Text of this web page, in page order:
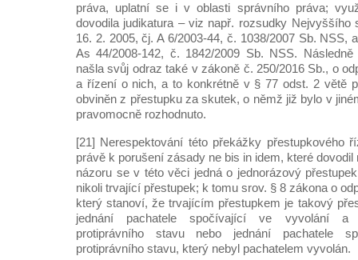
práva, uplatní se i v oblasti správního práva;
dovodila judikatura – viz např. rozsudky Nejvyššího
16. 2. 2005, čj. A 6/2003-44, č. 1038/2007 Sb. NSS,
As 44/2008-142, č. 1842/2009 Sb. NSS.
našla svůj odraz také v zákoně č. 250/2016 Sb., o
a řízení o nich, a to konkrétně v § 77 odst. 2 větě
obviněn z přestupku za skutek, o němž již bylo v
pravomocně rozhodnuto.
[21] Nerespektování této překážky přestupkového
právě k porušení zásady ne bis in idem, které
názoru se v této věci jedná o jednorázový
nikoli trvající přestupek; k tomu srov. § 8 zákona o
který stanoví, že trvajícím přestupkem je takový
jednání pachatele spočívající ve vyvolání a
protiprávního stavu nebo jednání pachatele
protiprávního stavu, který nebyl pachatelem vyvolán.